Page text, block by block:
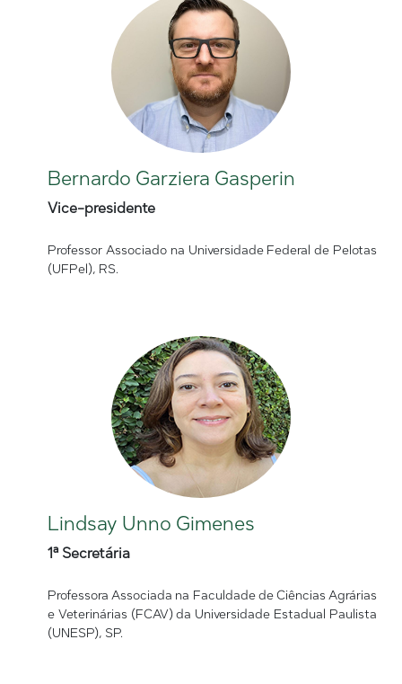
Bernardo Garziera Gasperin
Vice-presidente
Professor Associado na Universidade Federal de Pelotas
(UFPel), RS.
Lindsay Unno Gimenes
1ª Secretária
Professora Associada na Faculdade de Ciências Agrárias
e Veterinárias (FCAV) da Universidade Estadual Paulista
(UNESP), SP.